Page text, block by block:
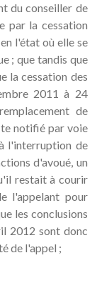
du conseiller de
par la cessation
l'état où elle se
; que tandis que
la cessation des
2011 à 24
de
notifié par voie
l'interruption de
d'avoué, un
restait à courir
l'appelant pour
les conclusions
2012 sont donc
de l'appel ;